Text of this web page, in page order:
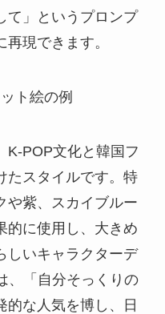
て」というプロンプ
現できます。
K-POP文化と韓国フ
たスタイルです。特
や紫、スカイブルー
的に使用し、大きめ
しいキャラクターデ
、「自分そっくりの
的な人気を博し、日